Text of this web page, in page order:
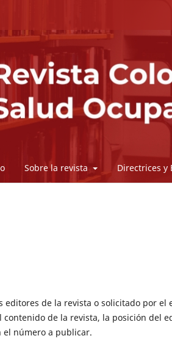
Sobre la revista Directrices y
editores de la revista o solicitado por
contenido de la revista, la posición del
número a publicar.